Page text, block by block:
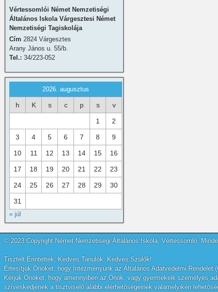
Vértessomlói Német Nemzetiségi
Általános Iskola Várgesztesi Német
Nemzetiségi Tagiskolája
Cím 2824 Várgesztes
Arany János u. 55/b.
Tel.: 34/223-052
2026. augusztus
h K s c p s v
1 2
3 4 5 6 7 8 9
10 11 12 13 14 15 16
17 18 19 20 21 22 23
24 25 26 27 28 29 30
31
« júl
© 2023 Copyright Német Nemzetiségi Általános Iskola, Vértessomló.
Tisztelt Érintettek, Kedves Tanulók, Kedves Szülők!
Értesítjük Önöket, hogy Intézményünk az Általános Adatvédelmi
Kérjük Önöket, hogy amennyiben az Önök, vagy gyermekeik személyes
szíveskedjenek a tisztviselő alábbi elérhetőségeinek valamelyikén